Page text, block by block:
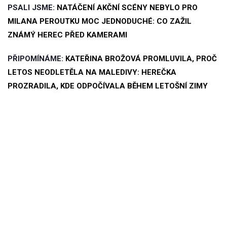
PSALI JSME: NATÁČENÍ AKČNÍ SCÉNY NEBYLO PRO
MILANA PEROUTKU MOC JEDNODUCHÉ: CO ZAŽIL
ZNÁMÝ HEREC PŘED KAMERAMI
PŘIPOMÍNÁME: KATEŘINA BROŽOVÁ PROMLUVILA, PROČ
LETOS NEODLETĚLA NA MALEDIVY: HEREČKA
PROZRADILA, KDE ODPOČÍVALA BĚHEM LETOŠNÍ ZIMY